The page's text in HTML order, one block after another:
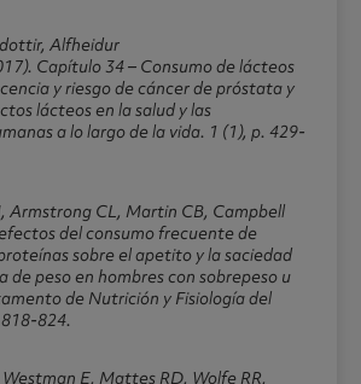
Alfheidur
Capítulo 34 – Consumo de lácteos
y riesgo de cáncer de próstata y
lácteos en la salud y las
a lo largo de la vida. 1 (1), p. 429-
Armstrong CL, Martin CB, Campbell
del consumo frecuente de
sobre el apetito y la saciedad
de peso en hombres con sobrepeso u
de Nutrición y Fisiología del
824.
E, Mattes RD, Wolfe RR,